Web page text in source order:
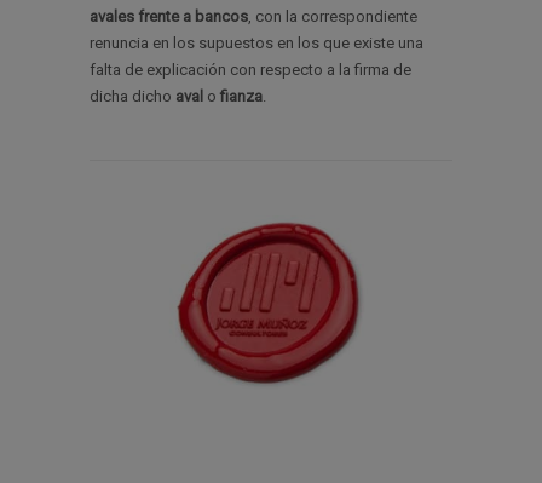
avales frente a bancos, con la correspondiente
renuncia en los supuestos en los que existe una
falta de explicación con respecto a la firma de
dicha dicho aval o fianza.